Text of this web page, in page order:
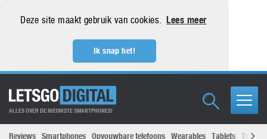
Deze site maakt gebruik van cookies. Lees meer
Ik snap het!
ALLES OVER DE NIEUWSTE SMARTPHONES!
Reviews Smartphones Opvouwbare telefoons Wearables Tablets